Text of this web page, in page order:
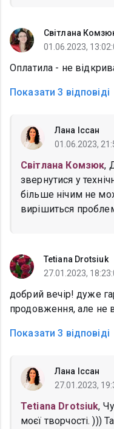
Світлана
01.06.2023,
Оплатила - не
Показати 3 відповіді
Лана Іссан
01.06.2023,
Світлана Комзюк,
звернутися у
більше нічим не
вирішиться
Tetiana Drotsiuk
27.01.2023,
добрий вечір! дуже
продовження, але не
Показати 3 відповіді
Лана Іссан
27.01.2023,
Tetiana Drotsiuk,
моєї творчості. )))